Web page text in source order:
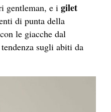
gentleman, e i gilet
di punta della
le giacche dal
sugli abiti da